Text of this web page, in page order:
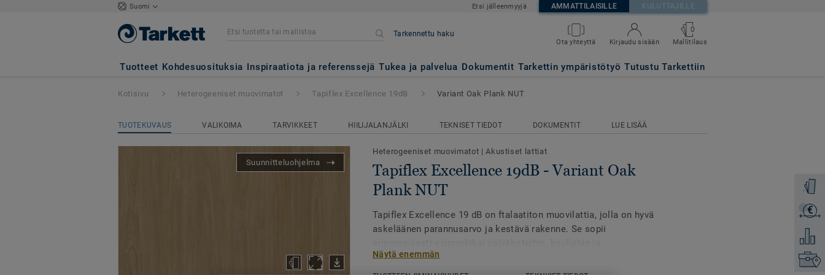
Suomi Etsi jälleenmyyjä AMMATTILAISILLE KULUTTAJILLE
Tarkennettu haku
Ota yhteyttä Kirjaudu sisään
0
Mallitilaus
Tuotteet Kohdesuosituksia Inspiraatiota ja referenssejä Tukea ja palvelua Dokumentit Tarkettin ympäristötyö Tutustu Tarkettiin
Tapiflex Excellence 19dB - Variant Oak Plank NUT
Tilaa
€
Lisää
Etsi
Kotisivu Heterogeeniset muovimatot Tapiflex Excellence 19dB Variant Oak Plank NUT
TUOTEKUVAUS VALIKOIMA TARVIKKEET HIILIJALANJÄLKI TEKNISET TIEDOT DOKUMENTIT LUE LISÄÄ
Suunnitteluohjelma
Heterogeeniset muovimatot |Akustiset lattiat
Tapiflex Excellence 19dB - Variant Oak
Plank NUT
Tapiflex Excellence 19 dB on ftalaatiton muovilattia, jolla on hyvä
askeläänen parannusarvo ja kestävä rakenne. Se sopii
hoivakoteihin, joissa ääni- ja työympäristö on keskeisessä
asemassa.
Näytä enemmän